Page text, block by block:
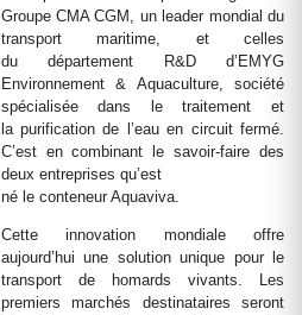
Groupe CMA CGM, un leader mondial du
transport maritime, et celles
du département R&D d’EMYG
Environnement & Aquaculture, société
spécialisée dans le traitement et
la purification de l’eau en circuit fermé.
C’est en combinant le savoir-faire des
deux entreprises qu’est
né le conteneur Aquaviva.
Cette innovation mondiale offre
aujourd’hui une solution unique pour le
transport de homards vivants. Les
premiers marchés destinataires seront